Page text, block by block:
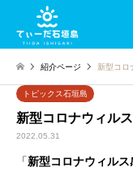
紹介ページ 新型コロ
トピックス石垣島
新型コロナウィル
2022.05.31
「新型コロナウィルス